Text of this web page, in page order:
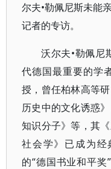
尔夫•勒佩尼斯未能
记者的专访。
沃尔夫•勒佩尼
代德国最重要的学
授，曾任柏林高等
历史中的文化诱惑
知识分子》等，其
社会学》已成为经
的“德国书业和平